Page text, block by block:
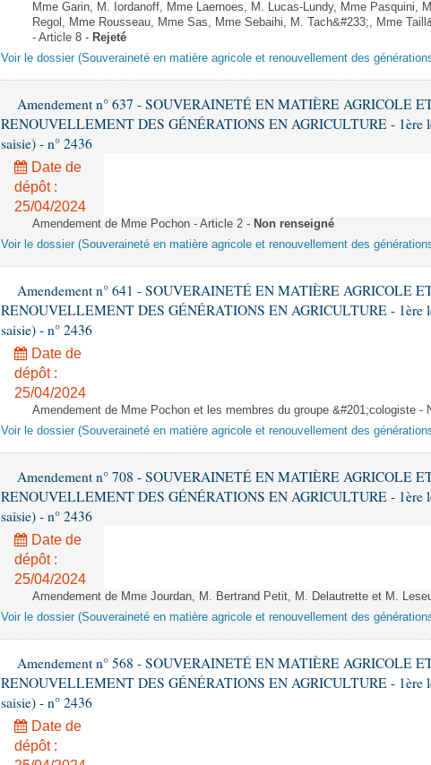
Mme Garin, M. Iordanoff, Mme Laernoes, M. Lucas-Lundy, Mme Pasquini,
Regol, Mme Rousseau, Mme Sas, Mme Sebaihi, M. Tach&#233;, Mme
- Article 8 - Rejeté
Voir le dossier (Souveraineté en matière agricole et renouvellement des
Amendement n° 637 - SOUVERAINETÉ EN MATIÈRE AGRICOLE
RENOUVELLEMENT DES GÉNÉRATIONS EN AGRICULTURE - 1ère
saisie) - n° 2436
Date de
dépôt :
25/04/2024
Amendement de Mme Pochon - Article 2 - Non renseigné
Voir le dossier (Souveraineté en matière agricole et renouvellement des
Amendement n° 641 - SOUVERAINETÉ EN MATIÈRE AGRICOLE
RENOUVELLEMENT DES GÉNÉRATIONS EN AGRICULTURE - 1ère
saisie) - n° 2436
Date de
dépôt :
25/04/2024
Amendement de Mme Pochon et les membres du groupe &#201;cologiste -
Voir le dossier (Souveraineté en matière agricole et renouvellement des
Amendement n° 708 - SOUVERAINETÉ EN MATIÈRE AGRICOLE
RENOUVELLEMENT DES GÉNÉRATIONS EN AGRICULTURE - 1ère
saisie) - n° 2436
Date de
dépôt :
25/04/2024
Amendement de Mme Jourdan, M. Bertrand Petit, M. Delautrette et M.
Voir le dossier (Souveraineté en matière agricole et renouvellement des
Amendement n° 568 - SOUVERAINETÉ EN MATIÈRE AGRICOLE
RENOUVELLEMENT DES GÉNÉRATIONS EN AGRICULTURE - 1ère
saisie) - n° 2436
Date de
dépôt :